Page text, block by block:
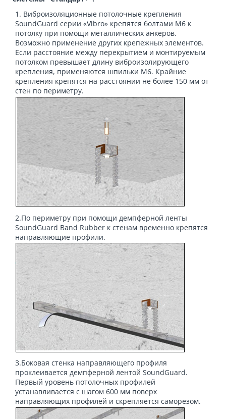
1. Виброизоляционные потолочные крепления
SoundGuard серии «Vibro» крепятся болтами М6 к
потолку при помощи металлических анкеров.
Возможно применение других крепежных элементов.
Если расстояние между перекрытием и монтируемым
потолком превышает длину виброизолирующего
крепления, применяются шпильки М6. Крайние
крепления крепятся на расстоянии не более 150 мм от
стен по периметру.
2.По периметру при помощи демпферной ленты
SoundGuard Band Rubber к стенам временно крепятся
направляющие профили.
3.Боковая стенка направляющего профиля
проклеивается демпферной лентой SoundGuard.
Первый уровень потолочных профилей
устанавливается с шагом 600 мм поверх
направляющих профилей и скрепляется саморезом.